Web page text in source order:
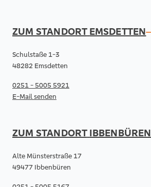
ZUM STANDORT EMSDETTEN
Schulstaße 1-3
48282 Emsdetten
0251 - 5005 5921
E-Mail senden
ZUM STANDORT IBBENBÜREN
Alte Münsterstraße 17
49477 Ibbenbüren